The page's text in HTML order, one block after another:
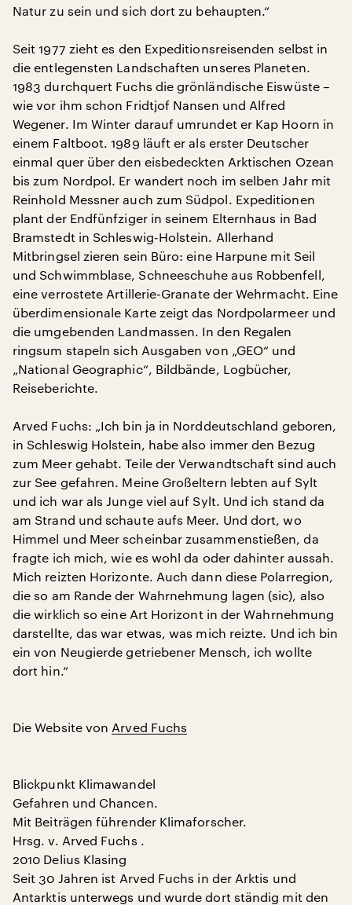
Natur zu sein und sich dort zu behaupten.“
Seit 1977 zieht es den Expeditionsreisenden selbst in
die entlegensten Landschaften unseres Planeten.
1983 durchquert Fuchs die grönländische Eiswüste –
wie vor ihm schon Fridtjof Nansen und Alfred
Wegener. Im Winter darauf umrundet er Kap Hoorn in
einem Faltboot. 1989 läuft er als erster Deutscher
einmal quer über den eisbedeckten Arktischen Ozean
bis zum Nordpol. Er wandert noch im selben Jahr mit
Reinhold Messner auch zum Südpol. Expeditionen
plant der Endfünfziger in seinem Elternhaus in Bad
Bramstedt in Schleswig-Holstein. Allerhand
Mitbringsel zieren sein Büro: eine Harpune mit Seil
und Schwimmblase, Schneeschuhe aus Robbenfell,
eine verrostete Artillerie-Granate der Wehrmacht. Eine
überdimensionale Karte zeigt das Nordpolarmeer und
die umgebenden Landmassen. In den Regalen
ringsum stapeln sich Ausgaben von „GEO“ und
„National Geographic“, Bildbände, Logbücher,
Reiseberichte.
Arved Fuchs: „Ich bin ja in Norddeutschland geboren,
in Schleswig Holstein, habe also immer den Bezug
zum Meer gehabt. Teile der Verwandtschaft sind auch
zur See gefahren. Meine Großeltern lebten auf Sylt
und ich war als Junge viel auf Sylt. Und ich stand da
am Strand und schaute aufs Meer. Und dort, wo
Himmel und Meer scheinbar zusammenstießen, da
fragte ich mich, wie es wohl da oder dahinter aussah.
Mich reizten Horizonte. Auch dann diese Polarregion,
die so am Rande der Wahrnehmung lagen (sic), also
die wirklich so eine Art Horizont in der Wahrnehmung
darstellte, das war etwas, was mich reizte. Und ich bin
ein von Neugierde getriebener Mensch, ich wollte
dort hin.“
Die Website von Arved Fuchs
Blickpunkt Klimawandel
Gefahren und Chancen.
Mit Beiträgen führender Klimaforscher.
Hrsg. v. Arved Fuchs .
2010 Delius Klasing
Seit 30 Jahren ist Arved Fuchs in der Arktis und
Antarktis unterwegs und wurde dort ständig mit den